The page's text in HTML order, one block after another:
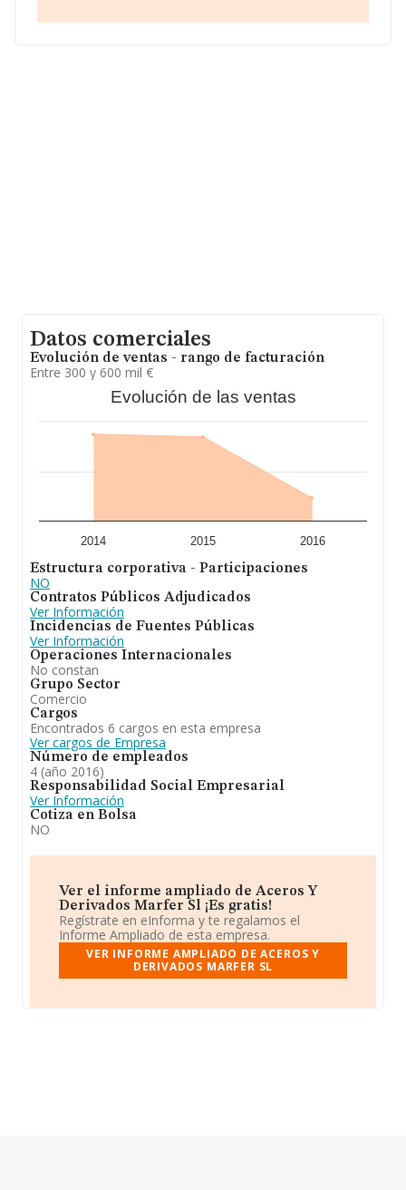
De Nogueira, (36637), en el municipio de Meis,
Datos comerciales
Evolución de ventas - rango de facturación
Entre 300 y 600 mil €
Evolución de las ventas
2014 2015 2016
Estructura corporativa - Participaciones
NO
Contratos Públicos Adjudicados
Ver Información
Incidencias de Fuentes Públicas
Ver Información
Operaciones Internacionales
No constan
Grupo Sector
Comercio
Cargos
Encontrados 6 cargos en esta empresa
Ver cargos de Empresa
Número de empleados
4 (año 2016)
Responsabilidad Social Empresarial
Ver Información
Cotiza en Bolsa
NO
Ver el informe ampliado de Aceros Y
Derivados Marfer Sl ¡Es gratis!
Regístrate en eInforma y te regalamos el
Informe Ampliado de esta empresa.
VER INFORME AMPLIADO DE ACEROS Y
DERIVADOS MARFER SL